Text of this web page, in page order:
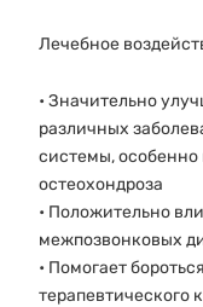
Лечебное
• Значительно
различных
системы, особенно
остеохондроза
• Положительно
межпозвонковых
• Помогает
терапевтического